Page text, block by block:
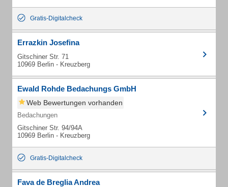
Gratis-Digitalcheck
Errazkin Josefina
Gitschiner Str. 71
10969 Berlin - Kreuzberg
Ewald Rohde Bedachungs GmbH
Web Bewertungen vorhanden
Bedachungen
Gitschiner Str. 94/94A
10969 Berlin - Kreuzberg
Gratis-Digitalcheck
Fava de Breglia Andrea